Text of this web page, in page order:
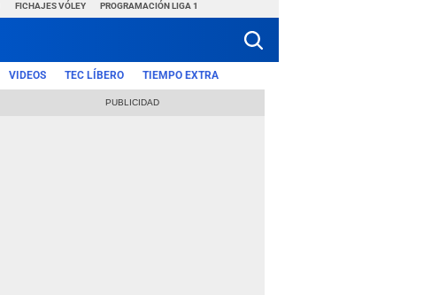
FICHAJES VÓLEY PROGRAMACIÓN LIGA 1
VIDEOS TEC LÍBERO TIEMPO EXTRA